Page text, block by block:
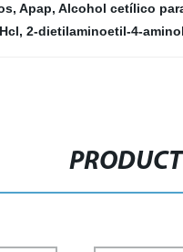
, Apap, Alcohol cetílico
, 2-dietilaminoetil-4-